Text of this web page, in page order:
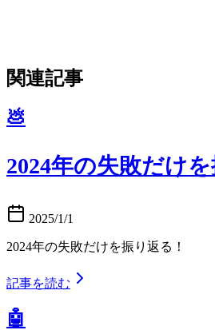
関連記事
💩
2024年の失敗だけを
2025/1/1
2024年の失敗だけを振り返る！
記事を読む
🤖